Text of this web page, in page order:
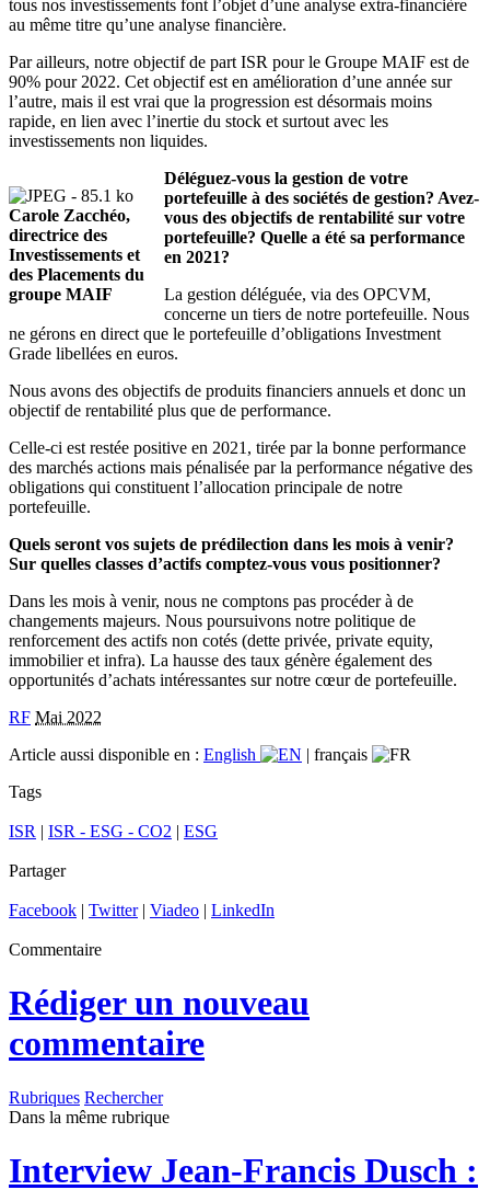
tous nos investissements font l’objet d’une analyse extra-financière
au même titre qu’une analyse financière.
Par ailleurs, notre objectif de part ISR pour le Groupe MAIF est de
90% pour 2022. Cet objectif est en amélioration d’une année sur
l’autre, mais il est vrai que la progression est désormais moins
rapide, en lien avec l’inertie du stock et surtout avec les
investissements non liquides.
Carole Zacchéo,
directrice des
Investissements et
des Placements du
groupe MAIF
Déléguez-vous la gestion de votre
portefeuille à des sociétés de gestion? Avez-
vous des objectifs de rentabilité sur votre
portefeuille? Quelle a été sa performance
en 2021?
La gestion déléguée, via des OPCVM,
concerne un tiers de notre portefeuille. Nous
ne gérons en direct que le portefeuille d’obligations Investment
Grade libellées en euros.
Nous avons des objectifs de produits financiers annuels et donc un
objectif de rentabilité plus que de performance.
Celle-ci est restée positive en 2021, tirée par la bonne performance
des marchés actions mais pénalisée par la performance négative des
obligations qui constituent l’allocation principale de notre
portefeuille.
Quels seront vos sujets de prédilection dans les mois à venir?
Sur quelles classes d’actifs comptez-vous vous positionner?
Dans les mois à venir, nous ne comptons pas procéder à de
changements majeurs. Nous poursuivons notre politique de
renforcement des actifs non cotés (dette privée, private equity,
immobilier et infra). La hausse des taux génère également des
opportunités d’achats intéressantes sur notre cœur de portefeuille.
RF Mai 2022
Article aussi disponible en : English | français
Tags
ISR | ISR - ESG - CO2 | ESG
Partager
Facebook | Twitter| Viadeo | LinkedIn
Commentaire
Rédiger un nouveau
commentaire
Rubriques Rechercher
Dans la même rubrique
Interview Jean-Francis Dusch :